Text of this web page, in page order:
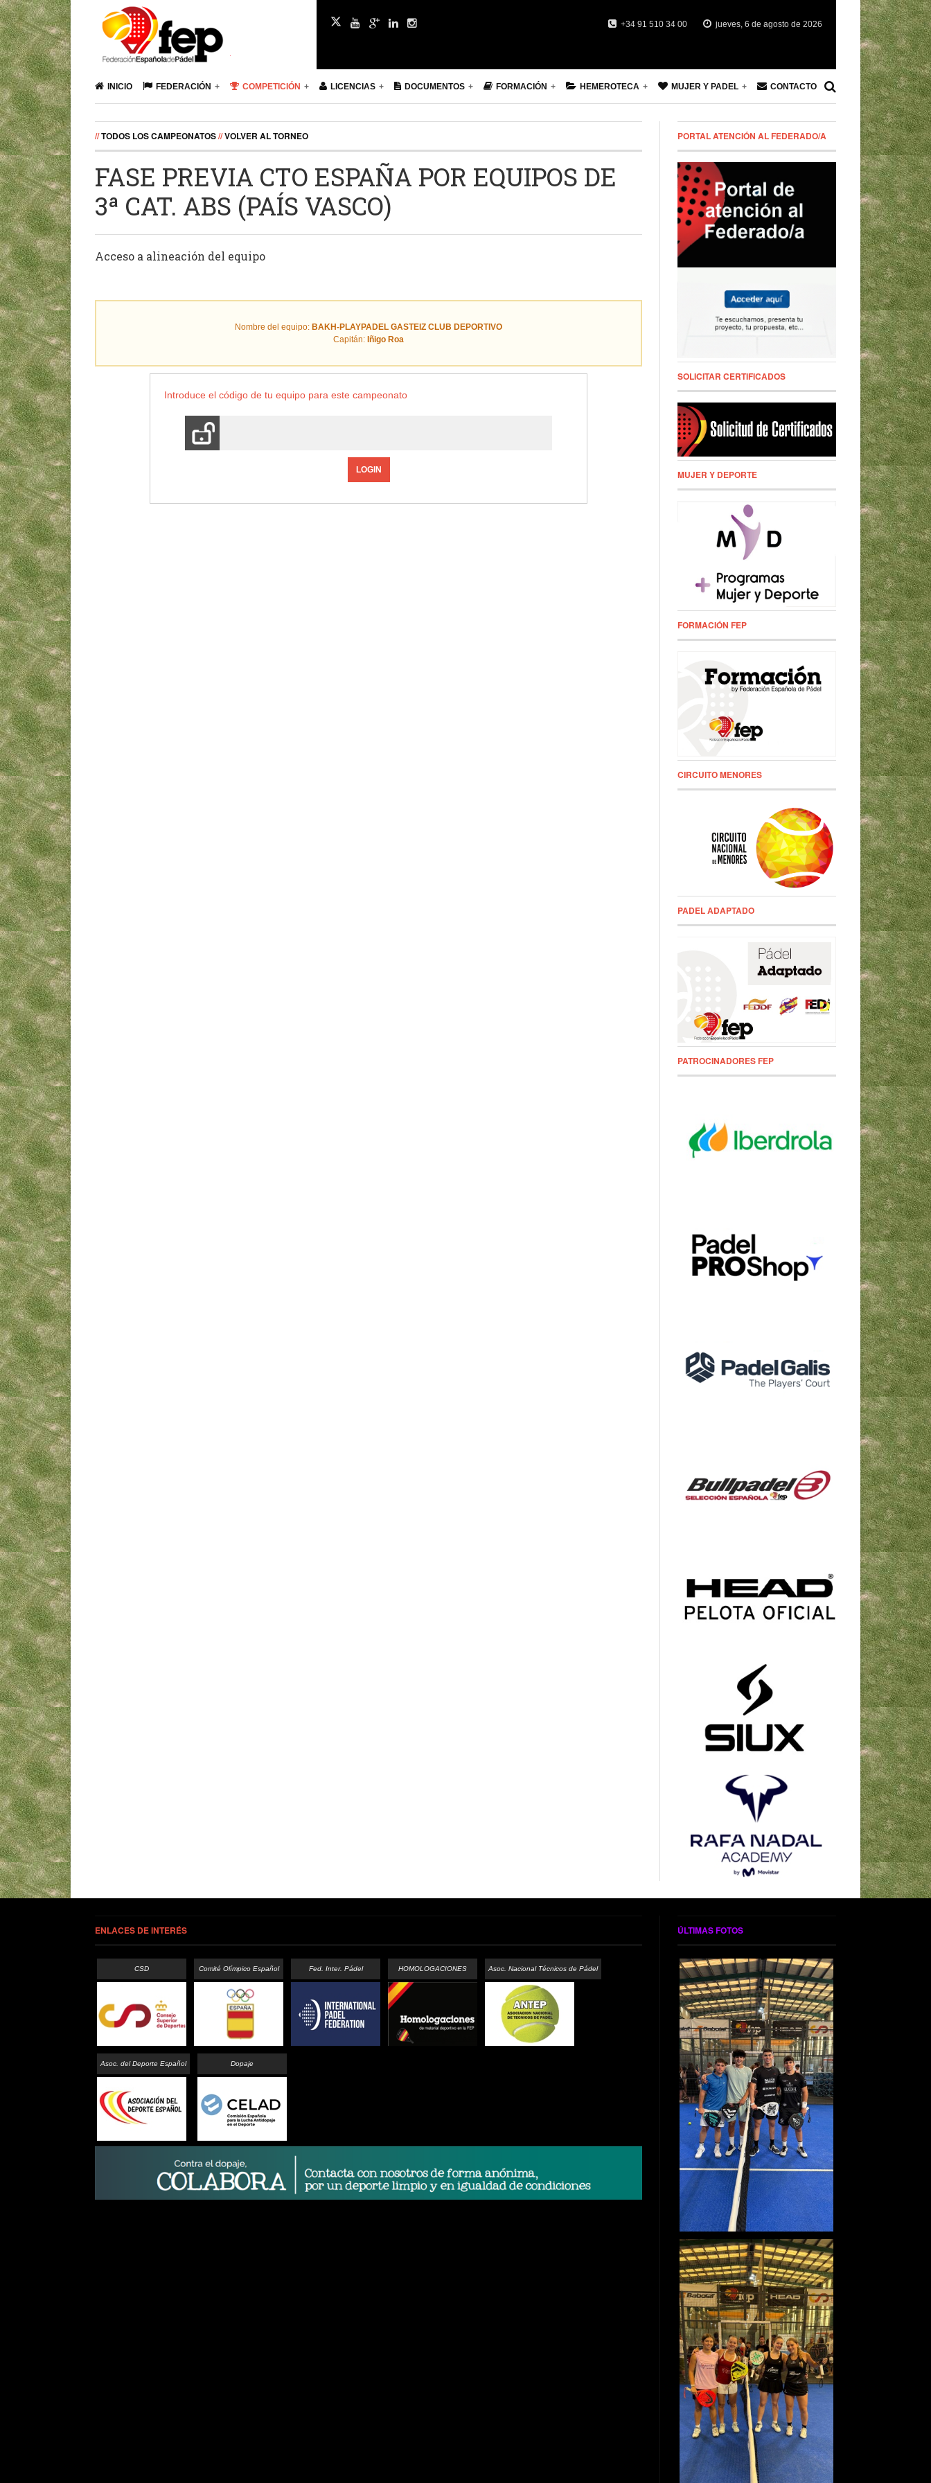
+34 91 510 34 00 jueves, 6 de agosto de 2026
INICIO FEDERACIÓN COMPETICIÓN LICENCIAS DOCUMENTOS FORMACIÓN HEMEROTECA MUJER Y PADEL CONTACTO
//TODOS LOS CAMPEONATOS//VOLVER AL TORNEO
FASE PREVIA CTO ESPAÑA POR EQUIPOS DE
3ª CAT. ABS (PAÍS VASCO)
Acceso a alineación del equipo
Nombre del equipo: BAKH-PLAYPADEL GASTEIZ CLUB DEPORTIVO
Capitán: Iñigo Roa
Introduce el código de tu equipo para este campeonato
LOGIN
PORTAL ATENCIÓN AL FEDERADO/A
SOLICITAR CERTIFICADOS
MUJER Y DEPORTE
FORMACIÓN FEP
CIRCUITO MENORES
PADEL ADAPTADO
PATROCINADORES FEP
ENLACES DE INTERÉS
CSD Comité Olímpico Español Fed. Inter. Pádel HOMOLOGACIONES Asoc. Nacional Técnicos de Pádel
Asoc. del Deporte Español Dopaje
ÚLTIMAS FOTOS